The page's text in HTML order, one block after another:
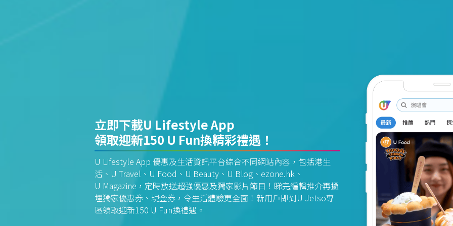
立即下載U Lifestyle App
領取迎新150 U Fun換精彩禮遇！
U Lifestyle App 優惠及生活資訊平台綜合不同網站內容，包括港生
活、U Travel、U Food、U Beauty、U Blog、ezone.hk、
U Magazine，定時放送超強優惠及獨家影片節目！睇完編輯推介再攞
埋獨家優惠券、現金券，令生活體驗更全面！新用戶即到U Jetso專
區領取迎新150 U Fun換禮遇。